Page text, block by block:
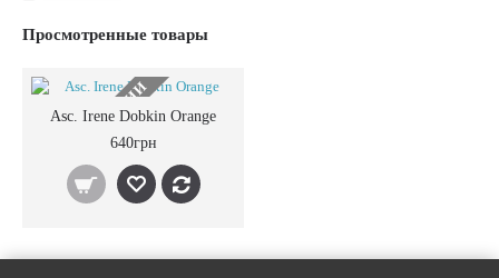
Просмотренные товары
НЕТ В НАЛИЧИИ
Asc. Irene Dobkin Orange
640грн